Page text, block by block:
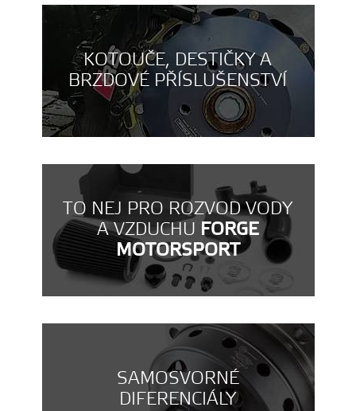
KOTOUČE, DESTIČKY A
BRZDOVÉ PŘÍSLUŠENSTVÍ
TO NEJ PRO ROZVOD VODY
A VZDUCHU FORGE
MOTORSPORT
SAMOSVORNÉ
DIFERENCIÁLY